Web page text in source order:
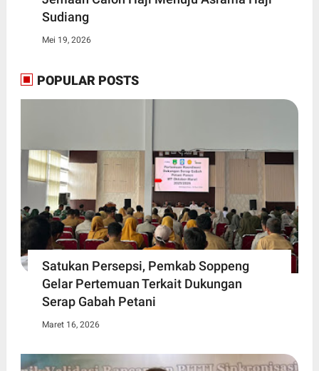
Sudiang
Mei 19, 2026
POPULAR POSTS
Satukan Persepsi, Pemkab Soppeng
Gelar Pertemuan Terkait Dukungan
Serap Gabah Petani
Maret 16, 2026